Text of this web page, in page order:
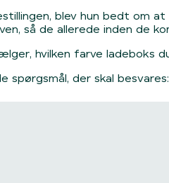
blev hun bedt om
så de allerede inden de
hvilken farve ladeboks
spørgsmål, der skal besvares: